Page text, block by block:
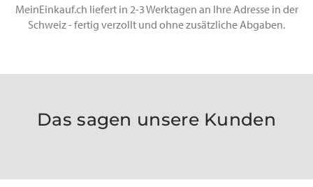
MeinEinkauf.ch liefert in 2-3 Werktagen an Ihre Adresse in der
Schweiz - fertig verzollt und ohne zusätzliche Abgaben.
Das sagen unsere Kunden